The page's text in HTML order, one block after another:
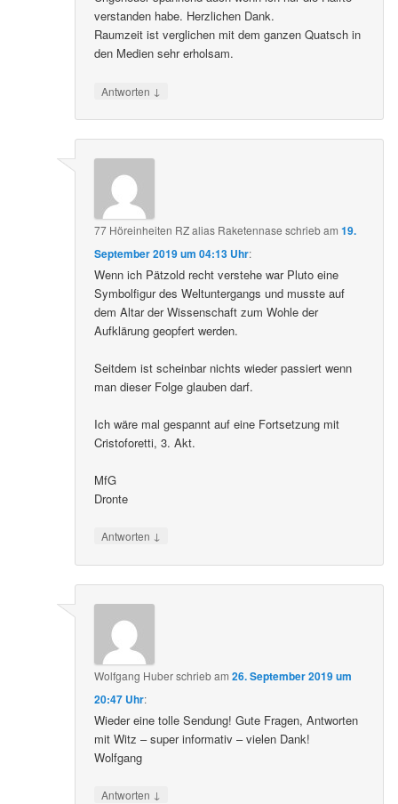
verstanden habe. Herzlichen Dank.
Raumzeit ist verglichen mit dem ganzen Quatsch in
den Medien sehr erholsam.
Antworten ↓
77 Höreinheiten RZ alias Raketennase schriebam19.
September 2019 um 04:13 Uhr:
Wenn ich Pätzold recht verstehe war Pluto eine
Symbolfigur des Weltuntergangs und musste auf
dem Altar der Wissenschaft zum Wohle der
Aufklärung geopfert werden.
Seitdem ist scheinbar nichts wieder passiert wenn
man dieser Folge glauben darf.
Ich wäre mal gespannt auf eine Fortsetzung mit
Cristoforetti, 3. Akt.
MfG
Dronte
Antworten ↓
Wolfgang Huberschriebam26. September 2019 um
20:47 Uhr:
Wieder eine tolle Sendung! Gute Fragen, Antworten
mit Witz – super informativ – vielen Dank!
Wolfgang
Antworten ↓